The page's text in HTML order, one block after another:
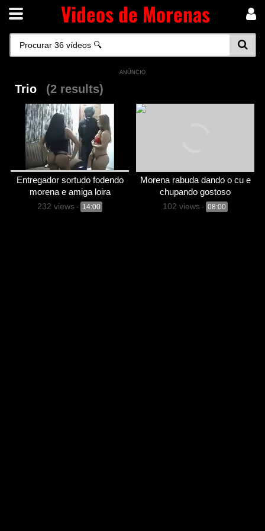
Videos de Morenas
ANÚNCIO
Trio (2 results)
Entregador sortudo fodendo
morena e amiga loira
232 views - 14:00
Morena rabuda dando o cu e
chupando gostoso
102 views - 08:00